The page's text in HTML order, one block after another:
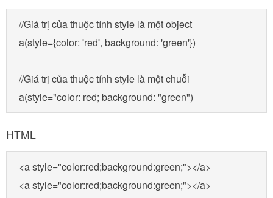
//Giá trị của thuộc tính style là một object
a(style={color: 'red', background: 'green'})
//Giá trị của thuộc tính style là một chuỗi
a(style="color: red; background: "green")
HTML
<a style="color:red;background:green;"></a>
<a style="color:red;background:green;"></a>